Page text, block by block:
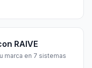
RAIVE
marca en 7 sistemas